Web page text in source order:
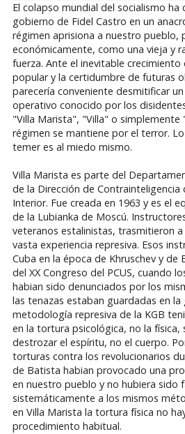
El colapso mundial del socialismo ha
gobierno de Fidel Castro en un
régimen aprisiona a nuestro pueblo,
económicamente, como una vieja y
fuerza. Ante el inevitable crecimiento
popular y la certidumbre de futuras
parecería conveniente desmitificar
operativo conocido por los
"Villa Marista", "Villa" o simplemente
régimen se mantiene por el terror.
temer es al miedo mismo.
Villa Marista es parte del
de la Dirección de Contrainteligencia
Interior. Fue creada en 1963 y es el
de la Lubianka de Moscú.
veteranos estalinistas, trasmitieron a
vasta experiencia represiva. Esos
Cuba en la época de Khruschev y de
del XX Congreso del PCUS, cuando
habian sido denunciados por los
las tenazas estaban guardadas en la
metodología represiva de la KGB
en la tortura psicológica, no la física,
destrozar el espíritu, no el cuerpo.
torturas contra los revolucionarios
de Batista habian provocado una
en nuestro pueblo y no hubiera sido
sistemáticamente a los mismos
en Villa Marista la tortura física no
procedimiento habitual.